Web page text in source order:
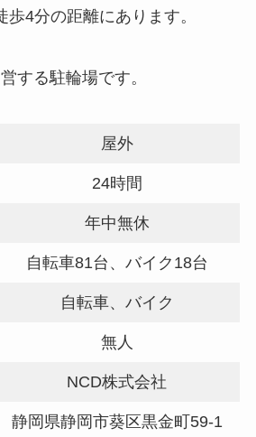
4分の距離にあります。
する駐輪場です。
屋外
24時間
年中無休
自転車81台、バイク18台
自転車、バイク
無人
NCD株式会社
静岡県静岡市葵区黒金町59-1